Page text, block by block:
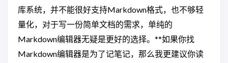
库系统，并不能很好支持Markdown格式，也不够轻
量化，对于写一份简单文档的需求，单纯的
Markdown编辑器无疑是更好的选择。**如果你找
Markdown编辑器是为了记笔记，那么我更建议你读